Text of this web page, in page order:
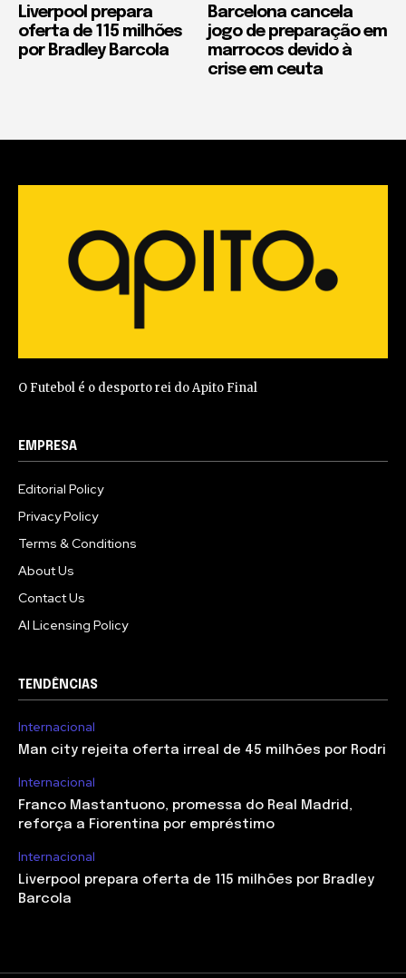
Liverpool prepara
oferta de 115 milhões
por Bradley Barcola
Barcelona cancela
jogo de preparação em
marrocos devido à
crise em ceuta
O Futebol é o desporto rei do Apito Final
EMPRESA
Editorial Policy
Privacy Policy
Terms & Conditions
About Us
Contact Us
AI Licensing Policy
TENDÊNCIAS
Internacional
Man city rejeita oferta irreal de 45 milhões por Rodri
Internacional
Franco Mastantuono, promessa do Real Madrid,
reforça a Fiorentina por empréstimo
Internacional
Liverpool prepara oferta de 115 milhões por Bradley
Barcola